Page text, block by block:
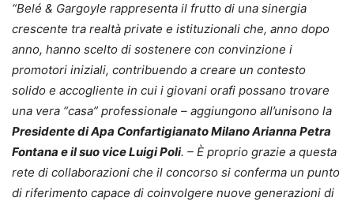
“Belé & Gargoyle rappresenta il frutto di una sinergia
crescente tra realtà private e istituzionali che, anno dopo
anno, hanno scelto di sostenere con convinzione i
promotori iniziali, contribuendo a creare un contesto
solido e accogliente in cui i giovani orafi possano trovare
una vera “casa” professionale – aggiungono all’unisono la
Presidente di Apa Confartigianato Milano Arianna Petra
Fontana e il suo vice Luigi Poli. – È proprio grazie a questa
rete di collaborazioni che il concorso si conferma un punto
di riferimento capace di coinvolgere nuove generazioni di